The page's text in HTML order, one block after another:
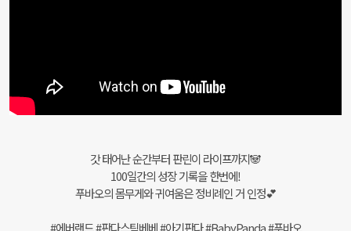
갓 태어난 순간부터 판린이 라이프까지🐼
100일간의 성장 기록을 한번에!
푸바오의 몸무게와 귀여움은 정비례인 거 인정💕
#에버랜드 #판다스틱베베 #아기판다 #BabyPanda #푸바오